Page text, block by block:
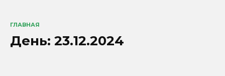
ГЛАВНАЯ
День: 23.12.2024